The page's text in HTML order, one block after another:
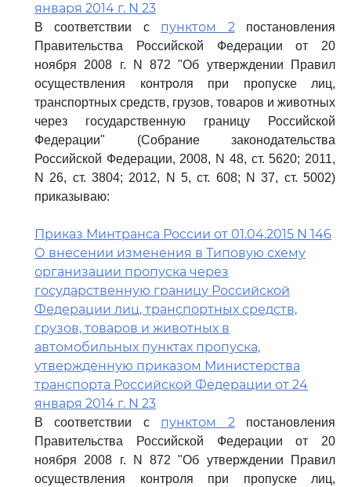
января 2014 г. N 23
В соответствии с пунктом 2 постановления
Правительства Российской Федерации от 20
ноября 2008 г. N 872 "Об утверждении Правил
осуществления контроля при пропуске лиц,
транспортных средств, грузов, товаров и животных
через государственную границу Российской
Федерации" (Собрание законодательства
Российской Федерации, 2008, N 48, ст. 5620; 2011,
N 26, ст. 3804; 2012, N 5, ст. 608; N 37, ст. 5002)
приказываю:
Приказ Минтранса России от 01.04.2015 N 146
О внесении изменения в Типовую схему
организации пропуска через
государственную границу Российской
Федерации лиц, транспортных средств,
грузов, товаров и животных в
автомобильных пунктах пропуска,
утвержденную приказом Министерства
транспорта Российской Федерации от 24
января 2014 г. N 23
В соответствии с пунктом 2 постановления
Правительства Российской Федерации от 20
ноября 2008 г. N 872 "Об утверждении Правил
осуществления контроля при пропуске лиц,